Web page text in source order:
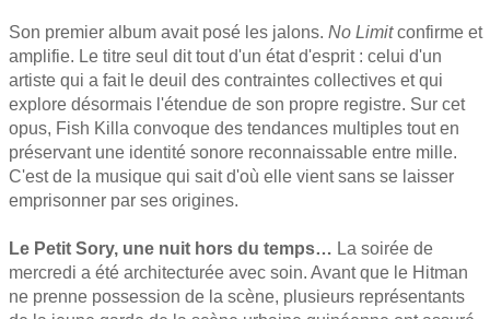
Son premier album avait posé les jalons. No Limitconfirme et
amplifie. Le titre seul dit tout d'un état d'esprit : celui d'un
artiste qui a fait le deuil des contraintes collectives et qui
explore désormais l'étendue de son propre registre. Sur cet
opus, Fish Killa convoque des tendances multiples tout en
préservant une identité sonore reconnaissable entre mille.
C'est de la musique qui sait d'où elle vient sans se laisser
emprisonner par ses origines.
Le Petit Sory, une nuit hors du temps… La soirée de
mercredi a été architecturée avec soin. Avant que le Hitman
ne prenne possession de la scène, plusieurs représentants